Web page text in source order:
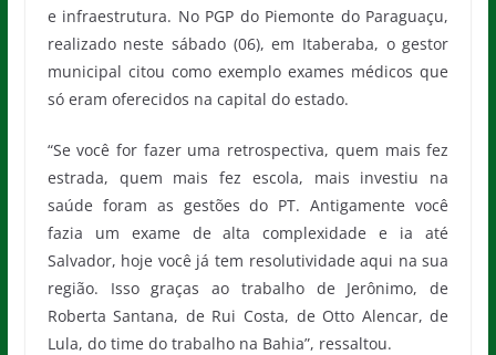
e infraestrutura. No PGP do Piemonte do Paraguaçu,
realizado neste sábado (06), em Itaberaba, o gestor
municipal citou como exemplo exames médicos que
só eram oferecidos na capital do estado.
“Se você for fazer uma retrospectiva, quem mais fez
estrada, quem mais fez escola, mais investiu na
saúde foram as gestões do PT. Antigamente você
fazia um exame de alta complexidade e ia até
Salvador, hoje você já tem resolutividade aqui na sua
região. Isso graças ao trabalho de Jerônimo, de
Roberta Santana, de Rui Costa, de Otto Alencar, de
Lula, do time do trabalho na Bahia”, ressaltou.